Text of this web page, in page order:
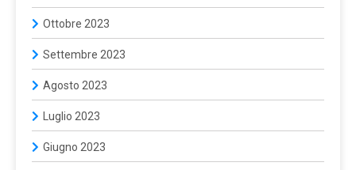
Ottobre 2023
Settembre 2023
Agosto 2023
Luglio 2023
Giugno 2023